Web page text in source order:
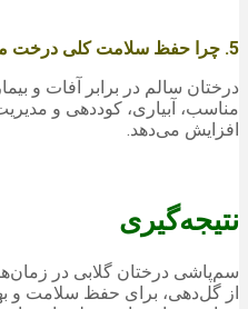
5. چرا حفظ سلامت کلی درخت مهم است؟
درختان سالم در برابر آفات و
مناسب، آبیاری، کوددهی و
افزایش می‌دهد.
نتیجه‌گیری
سم‌پاشی درختان گلابی در
از گل‌دهی، برای حفظ سلامت و